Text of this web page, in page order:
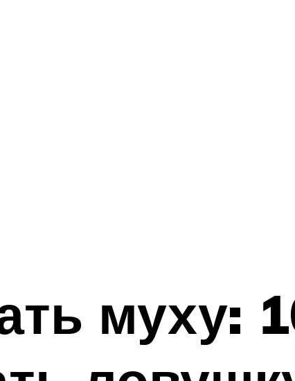
муху: